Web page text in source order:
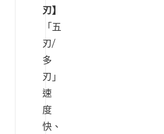
刃】
「五
刃/
多
刃」
速
度
快、